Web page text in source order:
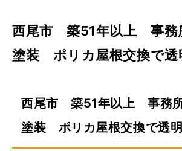
西尾市 築51年以上 事務
塗装 ポリカ屋根交換で
西尾市 築51年以上 事務
塗装 ポリカ屋根交換で透